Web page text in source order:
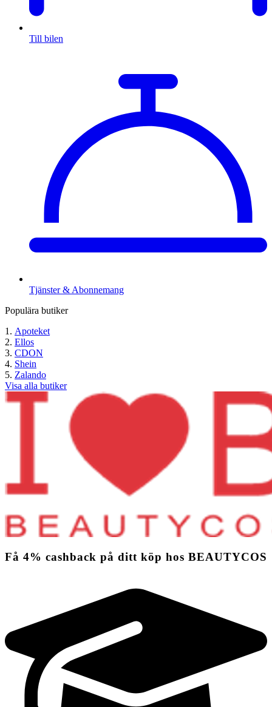
Till bilen
Tjänster & Abonnemang
Populära butiker
Apoteket
Ellos
CDON
Shein
Zalando
Visa alla butiker
Få 4% cashback på ditt köp hos BEAUTYCOS